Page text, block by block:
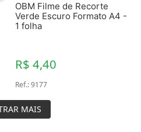
OBM Filme de Recorte
Verde Escuro Formato A4 -
1 folha
R$ 4,40
Ref.:9177
MAIS